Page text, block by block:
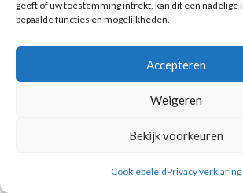
geeft of uw toestemming intrekt, kan dit een nadelige
bepaalde functies en mogelijkheden.
Accepteren
Weigeren
Bekijk voorkeuren
CookiebeleidPrivacy verklaring